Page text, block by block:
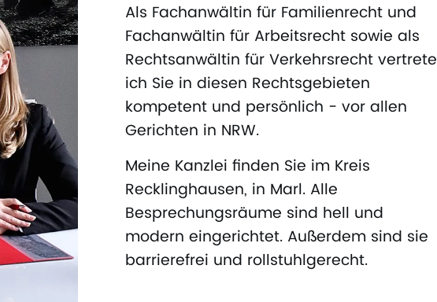
Als Fachanwältin für Familienrecht und
Fachanwältin für Arbeitsrecht sowie als
Rechtsanwältin für Verkehrsrecht vertrete
ich Sie in diesen Rechtsgebieten
kompetent und persönlich - vor allen
Gerichten in NRW.
Meine Kanzlei finden Sie im Kreis
Recklinghausen, in Marl. Alle
Besprechungsräume sind hell und
modern eingerichtet. Außerdem sind sie
barrierefrei und rollstuhlgerecht.